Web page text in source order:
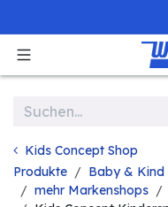
Kids Concept Shop
Produkte
Baby & Kind
mehr Markenshops